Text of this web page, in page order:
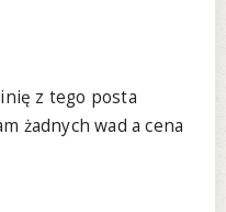
z tego posta
żadnych wad a cena